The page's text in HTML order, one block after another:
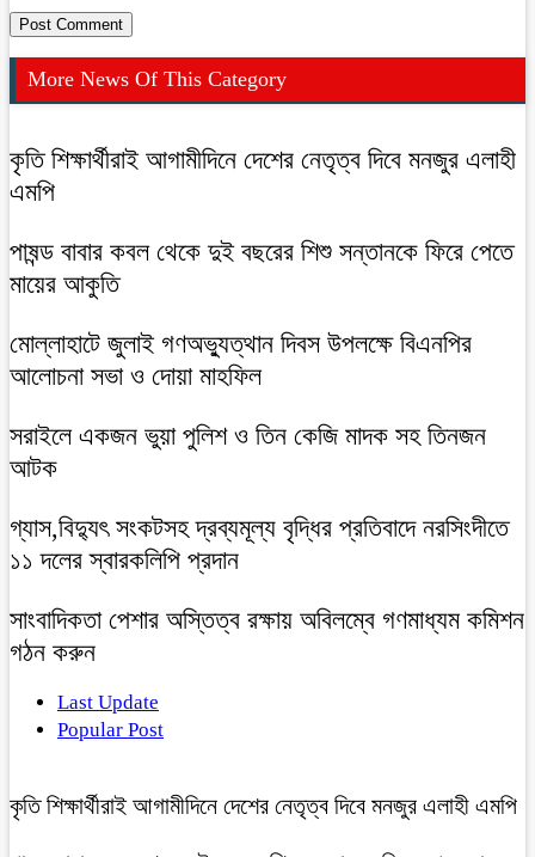
More News Of This Category
কৃতি শিক্ষার্থীরাই আগামীদিনে দেশের নেতৃত্ব দিবে মনজুর এলাহী
এমপি
পাষন্ড বাবার কবল থেকে দুই বছরের শিশু সন্তানকে ফিরে পেতে
মায়ের আকুতি
মোল্লাহাটে জুলাই গণঅভ্যুত্থান দিবস উপলক্ষে বিএনপির
আলোচনা সভা ও দোয়া মাহফিল
সরাইলে একজন ভুয়া পুলিশ ও তিন কেজি মাদক সহ তিনজন
আটক
গ্যাস,বিদ্যুৎ সংকটসহ দ্রব্যমূল্য বৃদ্ধির প্রতিবাদে নরসিংদীতে
১১ দলের স্বারকলিপি প্রদান
সাংবাদিকতা পেশার অস্তিত্ব রক্ষায় অবিলম্বে গণমাধ্যম কমিশন
গঠন করুন
Last Update
Popular Post
কৃতি শিক্ষার্থীরাই আগামীদিনে দেশের নেতৃত্ব দিবে মনজুর এলাহী এমপি